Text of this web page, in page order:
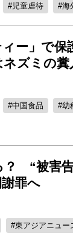
児童虐待 海
ィー」で
ズミの
中国食品 幼
？ “被害
罪へ
東アジアニュー